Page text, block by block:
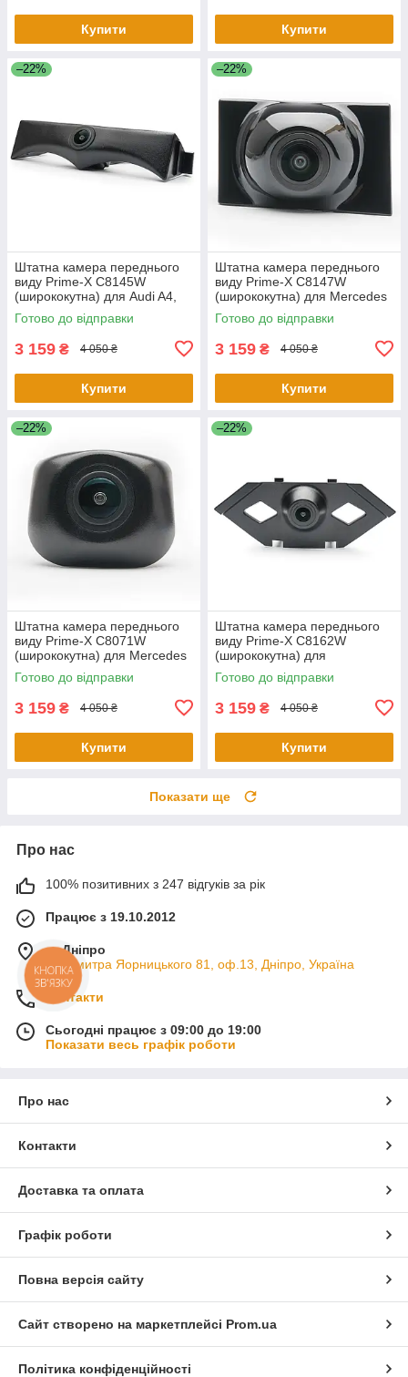
Купити Купити
–22%
Штатна камера переднього
виду Prime-X C8145W
(ширококутна) для Audi A4,
A4L 2017-2018
Готово до відправки
3 159 ₴ 4 050 ₴
Купити
–22%
Штатна камера переднього
виду Prime-X C8147W
(ширококутна) для Mercedes
E-class 2016-2019
Готово до відправки
3 159 ₴ 4 050 ₴
Купити
–22%
Штатна камера переднього
виду Prime-X С8071W
(ширококутна) для Mercedes
S-Class W222, V222, X222
2015-2017
Готово до відправки
3 159 ₴ 4 050 ₴
Купити
–22%
Штатна камера переднього
виду Prime-X C8162W
(ширококутна) для
Volkswagen Tiguan L 2016
2017
Готово до відправки
3 159 ₴ 4 050 ₴
Купити
Показати ще
Про нас
100% позитивних з 247 відгуків за рік
Працює з 19.10.2012
м. Дніпро
пр. Дмитра Яорницького 81, оф.13, Дніпро, Україна
Контакти
Сьогодні працює з 09:00 до 19:00
Показати весь графік роботи
Про нас
Контакти
Доставка та оплата
Графік роботи
Повна версія сайту
Сайт створено на маркетплейсі Prom.ua
Політика конфіденційності
КНОПКА
ЗВ'ЯЗКУ